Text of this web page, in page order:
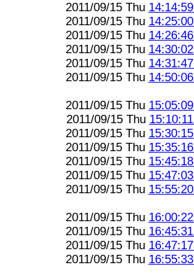
2011/09/15 Thu 14:14:59
2011/09/15 Thu 14:25:00
2011/09/15 Thu 14:26:46
2011/09/15 Thu 14:30:02
2011/09/15 Thu 14:31:47
2011/09/15 Thu 14:50:06
2011/09/15 Thu 15:05:09
2011/09/15 Thu 15:10:11
2011/09/15 Thu 15:30:15
2011/09/15 Thu 15:35:16
2011/09/15 Thu 15:45:18
2011/09/15 Thu 15:47:03
2011/09/15 Thu 15:55:20
2011/09/15 Thu 16:00:22
2011/09/15 Thu 16:45:31
2011/09/15 Thu 16:47:17
2011/09/15 Thu 16:55:33